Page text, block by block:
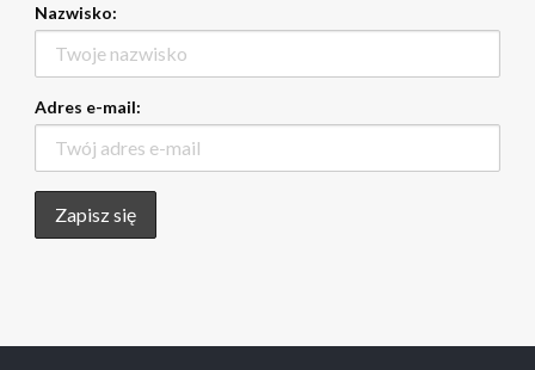
Nazwisko:
Adres e-mail: